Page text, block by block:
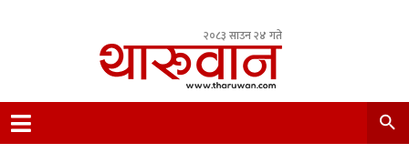
२०८३ साउन २४ गते
Nepal.